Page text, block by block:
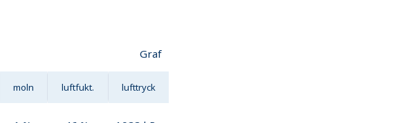
Graf
moln luftfukt. lufttryck